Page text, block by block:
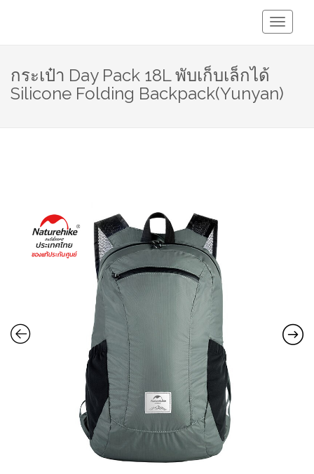
Toggle
กระเป๋า Day Pack 18L พับเก็บเล็กได้
Silicone Folding Backpack(Yunyan)